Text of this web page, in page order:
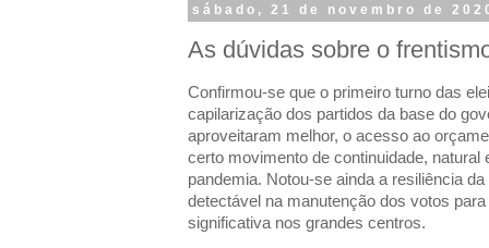
sábado, 21 de novembro de
As dúvidas sobre o
Confirmou-se que o primeiro turno das
capilarização dos partidos da base do
aproveitaram melhor, o acesso ao
certo movimento de continuidade, natural
pandemia. Notou-se ainda a resiliência
detectável na manutenção dos votos
significativa nos grandes centros.